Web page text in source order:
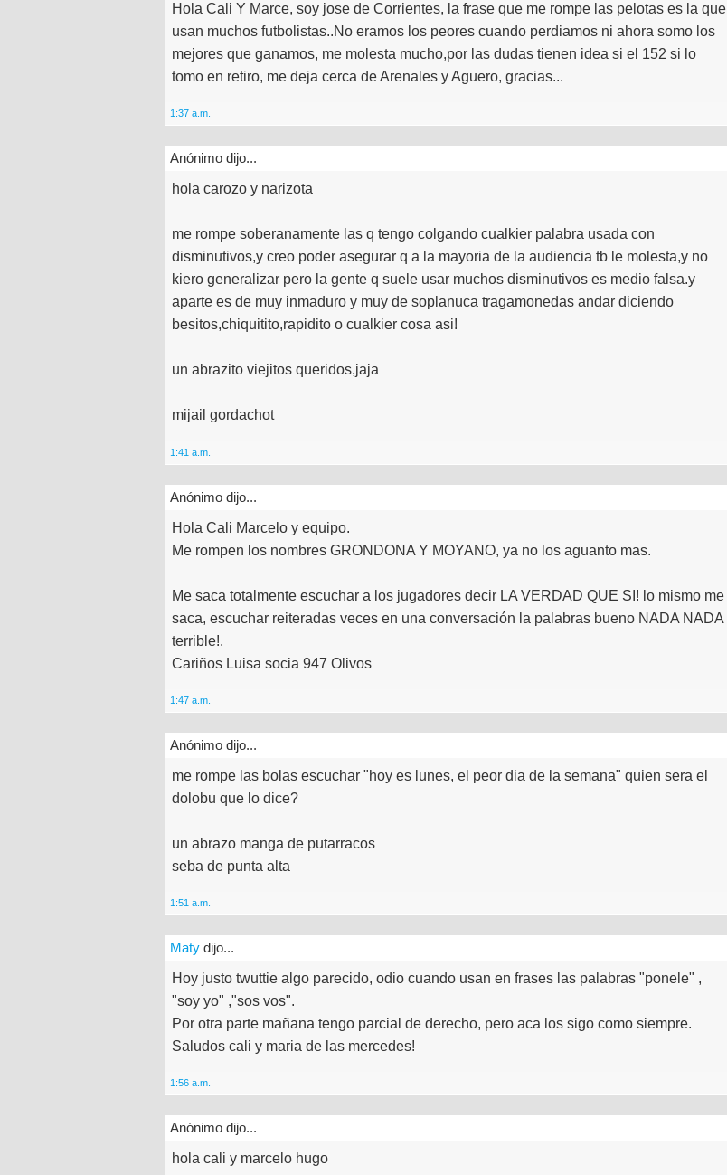
Hola Cali Y Marce, soy jose de Corrientes, la frase que me rompe las pelotas es la que
usan muchos futbolistas..No eramos los peores cuando perdiamos ni ahora somo los
mejores que ganamos, me molesta mucho,por las dudas tienen idea si el 152 si lo
tomo en retiro, me deja cerca de Arenales y Aguero, gracias...
1:37 a.m.
Anónimo dijo...
hola carozo y narizota
me rompe soberanamente las q tengo colgando cualkier palabra usada con
disminutivos,y creo poder asegurar q a la mayoria de la audiencia tb le molesta,y no
kiero generalizar pero la gente q suele usar muchos disminutivos es medio falsa.y
aparte es de muy inmaduro y muy de soplanuca tragamonedas andar diciendo
besitos,chiquitito,rapidito o cualkier cosa asi!
un abrazito viejitos queridos,jaja
mijail gordachot
1:41 a.m.
Anónimo dijo...
Hola Cali Marcelo y equipo.
Me rompen los nombres GRONDONA Y MOYANO, ya no los aguanto mas.
Me saca totalmente escuchar a los jugadores decir LA VERDAD QUE SI! lo mismo me
saca, escuchar reiteradas veces en una conversación la palabras bueno NADA NADA
terrible!.
Cariños Luisa socia 947 Olivos
1:47 a.m.
Anónimo dijo...
me rompe las bolas escuchar "hoy es lunes, el peor dia de la semana" quien sera el
dolobu que lo dice?
un abrazo manga de putarracos
seba de punta alta
1:51 a.m.
Maty dijo...
Hoy justo twuttie algo parecido, odio cuando usan en frases las palabras "ponele" ,
"soy yo" ,"sos vos".
Por otra parte mañana tengo parcial de derecho, pero aca los sigo como siempre.
Saludos cali y maria de las mercedes!
1:56 a.m.
Anónimo dijo...
hola cali y marcelo hugo